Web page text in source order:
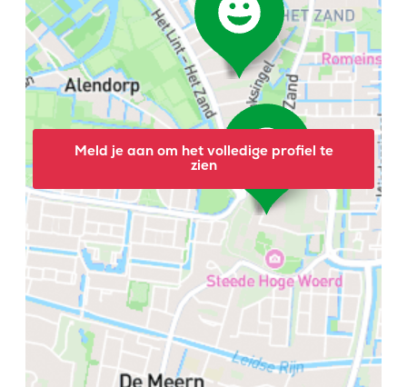
Meld je aan om het volledige profiel te
zien